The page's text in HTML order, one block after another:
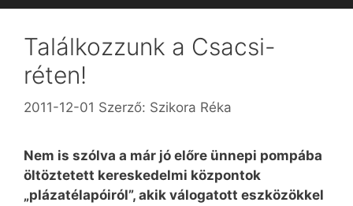
Találkozzunk a Csacsi-
réten!
2011-12-01 Szerző: Szikora Réka
Nem is szólva a már jó előre ünnepi pompába
öltöztetett kereskedelmi központok
„plázatélapóiról”, akik válogatott eszközökkel